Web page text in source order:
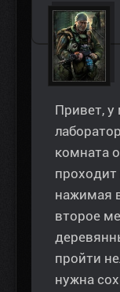
Привет, у
комната
нажимая
второе
пройти
нужна